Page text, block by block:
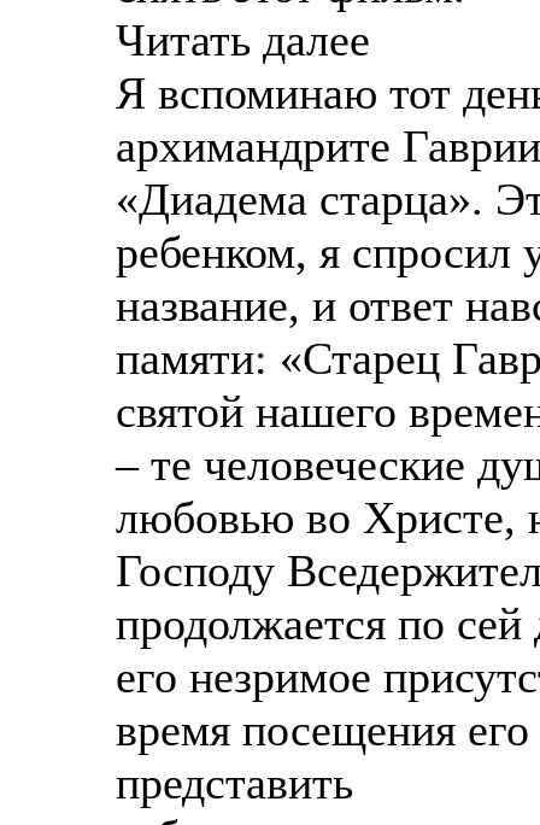
Читать далее
Я вспоминаю тот
архимандрите
«Диадема старца».
ребенком, я спросил
название, и ответ
памяти: «Старец
святой нашего
– те человеческие
любовью во Христе,
Господу
продолжается по сей
его незримое
время посещения
представить